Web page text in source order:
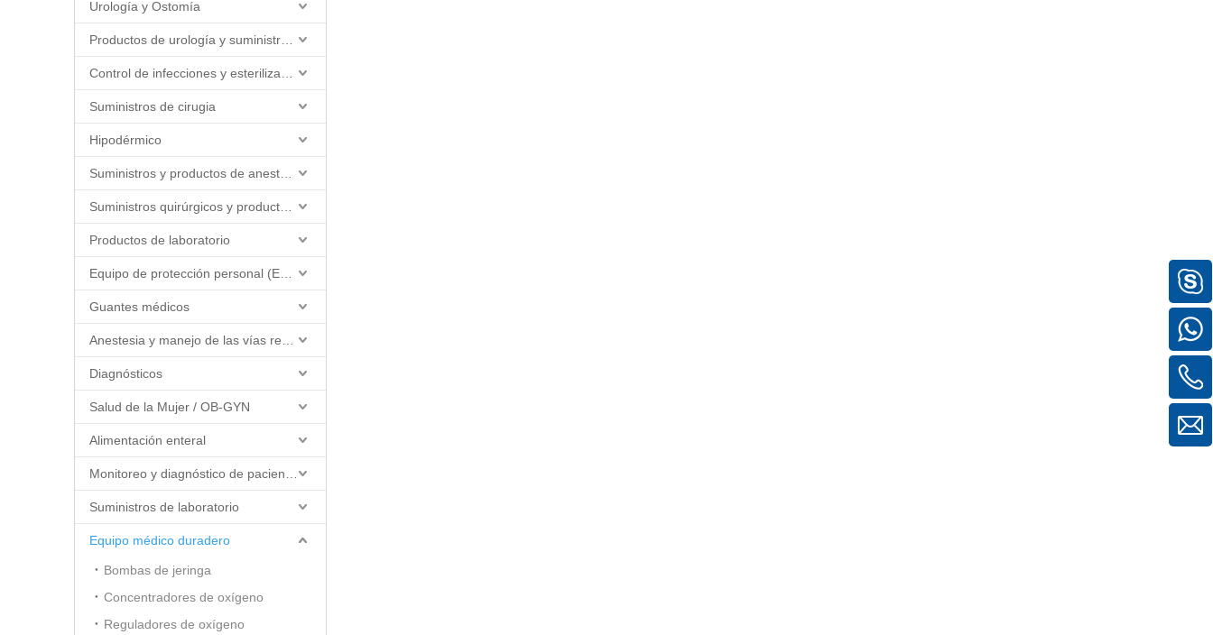
Urología y Ostomía
Suministros de cirugia
Hipodérmico
Productos de laboratorio
Guantes médicos
Diagnósticos
Salud de la Mujer / OB-GYN
Alimentación enteral
Suministros de laboratorio
Equipo médico duradero
Bombas de jeringa
Concentradores de oxígeno
Reguladores de oxígeno